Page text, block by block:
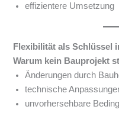
effizientere Umsetzung
Flexibilität als Schlüssel
Warum kein Bauprojekt
Änderungen durch
technische
unvorhersehbare